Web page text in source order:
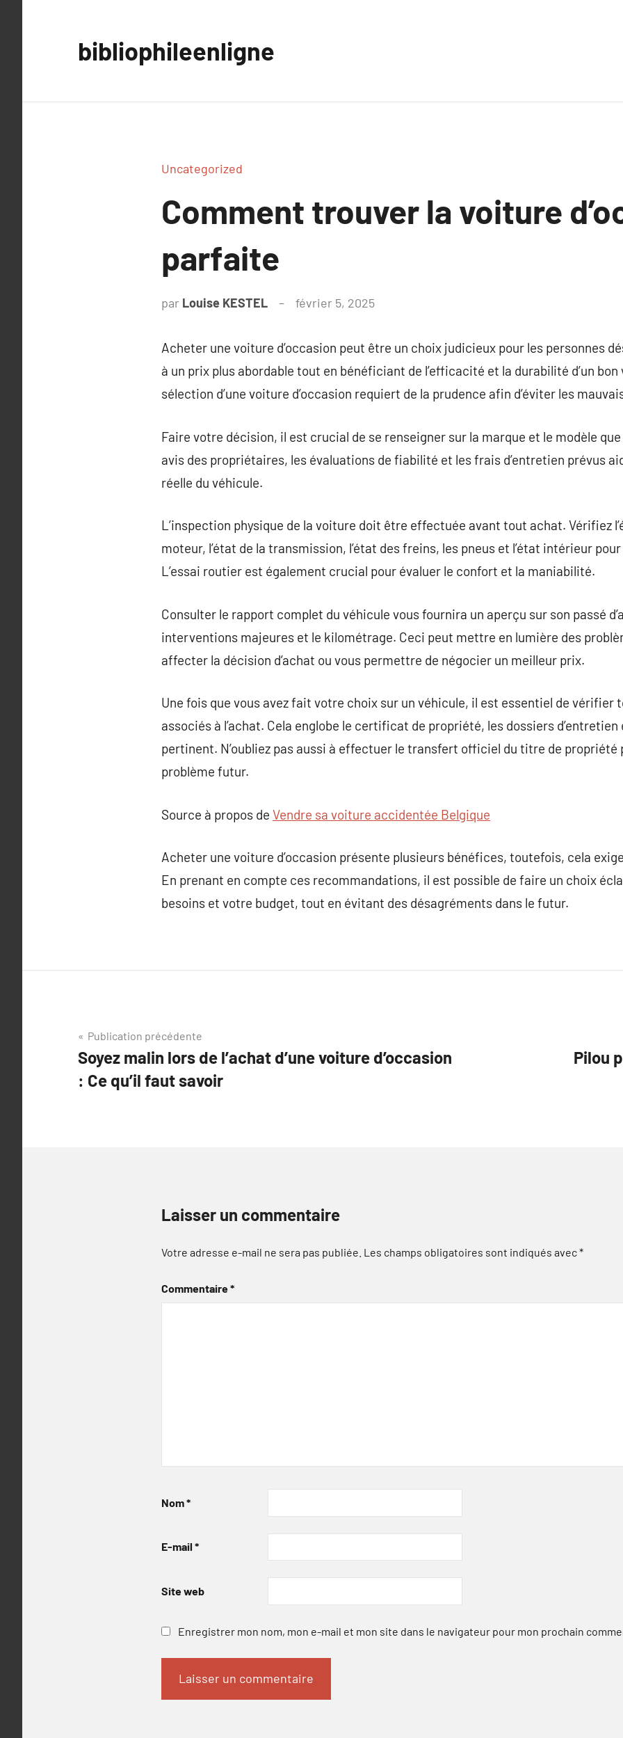
bibliophileenligne
Uncategorized
Comment trouver la voiture
parfaite
par Louise KESTEL février 5, 2025
Acheter une voiture d’occasion peut être un choix judicieux pour les personnes
à un prix plus abordable tout en bénéficiant de l’efficacité et la durabilité d’un
sélection d’une voiture d’occasion requiert de la prudence afin d’éviter les
Faire votre décision, il est crucial de se renseigner sur la marque et le modèle
avis des propriétaires, les évaluations de fiabilité et les frais d’entretien prévus
réelle du véhicule.
L’inspection physique de la voiture doit être effectuée avant tout achat. Vérifiez
moteur, l’état de la transmission, l’état des freins, les pneus et l’état intérieur
L’essai routier est également crucial pour évaluer le confort et la maniabilité.
Consulter le rapport complet du véhicule vous fournira un aperçu sur son passé
interventions majeures et le kilométrage. Ceci peut mettre en lumière des
affecter la décision d’achat ou vous permettre de négocier un meilleur prix.
Une fois que vous avez fait votre choix sur un véhicule, il est essentiel de vérifier
associés à l’achat. Cela englobe le certificat de propriété, les dossiers
pertinent. N’oubliez pas aussi à effectuer le transfert officiel du titre de propriété
problème futur.
Source à propos de Vendre sa voiture accidentée Belgique
Acheter une voiture d’occasion présente plusieurs bénéfices, toutefois, cela
En prenant en compte ces recommandations, il est possible de faire un choix
besoins et votre budget, tout en évitant des désagréments dans le futur.
Navigation
de
l’article
Publication précédente
Soyez malin lors de l’achat d’une voiture d’occasion
: Ce qu’il faut savoir
Pilou
Laisser un commentaire
Votre adresse e-mail ne sera pas publiée. Les champs obligatoires sont indiqués avec*
Commentaire*
Nom*
E-mail *
Site web
Enregistrer mon nom, mon e-mail et mon site dans le navigateur pour mon prochain